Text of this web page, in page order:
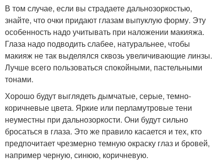
В том случае, если вы страдаете дальнозоркостью,
знайте, что очки придают глазам выпуклую форму. Эту
особенность надо учитывать при наложении макияжа.
Глаза надо подводить слабее, натуральнее, чтобы
макияж не так выделялся сквозь увеличивающие линзы.
Лучше всего пользоваться спокойными, пастельными
тонами.
Хорошо будут выглядеть дымчатые, серые, темно-
коричневые цвета. Яркие или перламутровые тени
неуместны при дальнозоркости. Они будут сильно
бросаться в глаза. Это же правило касается и тех, кто
предпочитает чрезмерно темную окраску глаз и бровей,
например черную, синюю, коричневую.